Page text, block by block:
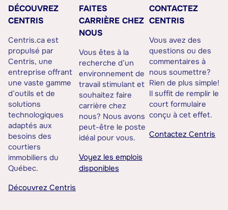
DÉCOUVREZ
CENTRIS
Centris.ca est
propulsé par
Centris, une
entreprise offrant
une vaste gamme
d’outils et de
solutions
technologiques
adaptés aux
besoins des
courtiers
immobiliers du
Québec.
Découvrez Centris
FAITES
CARRIÈRE CHEZ
NOUS
Vous êtes à la
recherche d’un
environnement de
travail stimulant et
souhaitez faire
carrière chez
nous? Nous avons
peut-être le poste
idéal pour vous.
Voyez les emplois
disponibles
CONTACTEZ
CENTRIS
Vous avez des
questions ou des
commentaires à
nous soumettre?
Rien de plus simple!
Il suffit de remplir le
court formulaire
conçu à cet effet.
Contactez Centris